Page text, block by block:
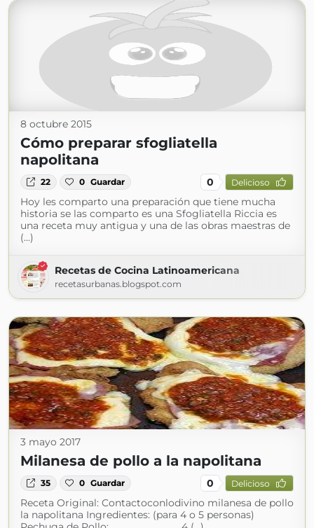
8 octubre 2015
Cómo preparar sfogliatella
napolitana
22 0 Guardar 0 Delicioso
Hoy les comparto una preparación que tiene mucha
historia se las comparto es una Sfogliatella Riccia es
una receta muy antigua y una de las obras maestras de
(...)
Recetas de Cocina Latinoamericana
recetasurbanas.blogspot.com
3 mayo 2017
Milanesa de pollo a la napolitana
35 0 Guardar 0 Delicioso
Receta Original: Contactoconlodivino milanesa de pollo
la napolitana Ingredientes: (para 4 o 5 personas)